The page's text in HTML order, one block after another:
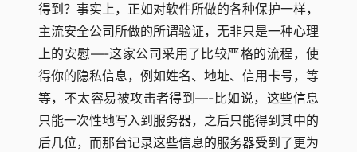
得到？事实上，正如对软件所做的各种保护一样，
主流安全公司所做的所谓验证，无非只是一种心理
上的安慰—-这家公司采用了比较严格的流程，使
得你的隐私信息，例如姓名、地址、信用卡号，等
等，不太容易被攻击者得到—-比如说，这些信息
只能一次性地写入到服务器，之后只能得到其中的
后几位，而那台记录这些信息的服务器受到了更为